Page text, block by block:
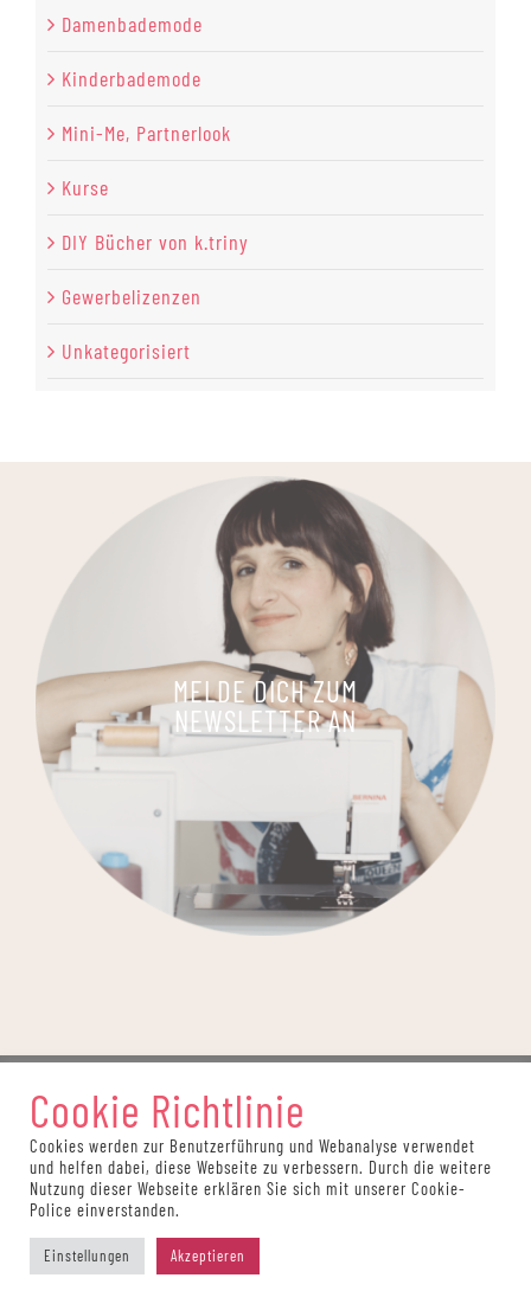
Damenbademode
Kinderbademode
Mini-Me, Partnerlook
Kurse
DIY Bücher von k.triny
Gewerbelizenzen
Unkategorisiert
MELDE DICH ZUM
NEWSLETTER AN
Auf dieser Website werden Partnerlinks verwendet.
Wörter, die Links enthalten und mit einem Sternchen*
gekennzeichnet sind, können solche Partnerlinks sein.
Wenn du über einen dieser Links einkaufst, erhält
k.triny* lingerie eine Vergütung. Als Amazon-Partner
Cookie Richtlinie
Cookies werden zur Benutzerführung und Webanalyse verwendet
und helfen dabei, diese Webseite zu verbessern. Durch die weitere
Nutzung dieser Webseite erklären Sie sich mit unserer Cookie-
Police einverstanden.
Einstellungen Akzeptieren